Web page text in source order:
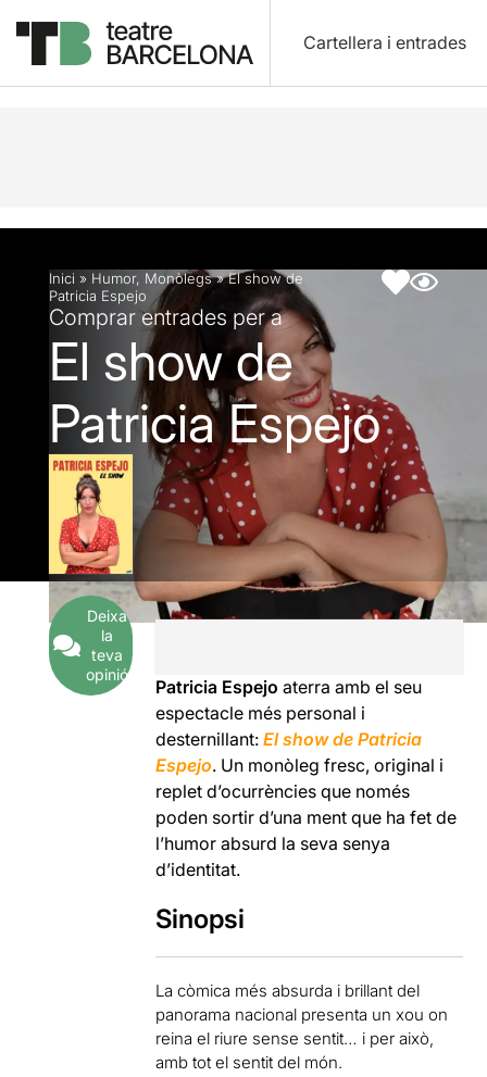
Cartellera i entrades
Descripció Fitxa artística
Inici » Humor, Monòlegs»El show de
Patricia Espejo
Comprar entrades per a
El show de
Patricia Espejo
Deixa
la
teva
opinió
Patricia Espejo aterra amb el seu
espectacle més personal i
desternillant:El show de Patricia
Espejo. Un monòleg fresc, original i
replet d’ocurrències que només
poden sortir d’una ment que ha fet de
l’humor absurd la seva senya
d’identitat.
Sinopsi
La còmica més absurda i brillant del
panorama nacional presenta un xou on
reina el riure sense sentit… i per això,
amb tot el sentit del món.